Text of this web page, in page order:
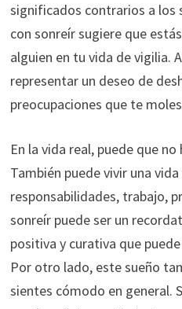
significados contrarios a los
con sonreír sugiere que
alguien en tu vida de vigilia.
representar un deseo de
preocupaciones que te
En la vida real, puede que
También puede vivir una
responsabilidades, trabajo,
sonreír puede ser un
positiva y curativa que
Por otro lado, este sueño
sientes cómodo en general.